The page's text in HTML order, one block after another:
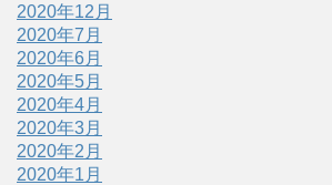
2020年12月
2020年7月
2020年6月
2020年5月
2020年4月
2020年3月
2020年2月
2020年1月